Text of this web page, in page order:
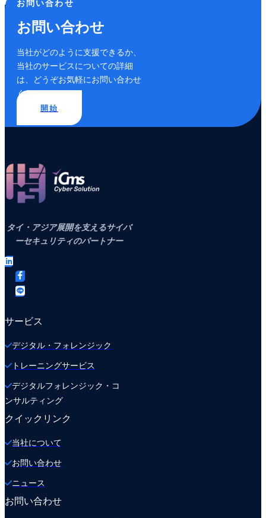
お問い合わせ
お問い合わせ
当社がどのように支援できるか、
当社のサービスについての詳細
は、どうぞお気軽にお問い合わせ
ください。
開始
タイ・アジア展開を支えるサイバ
ーセキュリティのパートナー
サービス
デジタル・フォレンジック
トレーニングサービス
デジタルフォレンジック・コ
ンサルティング
クイックリンク
当社について
お問い合わせ
ニュース
お問い合わせ